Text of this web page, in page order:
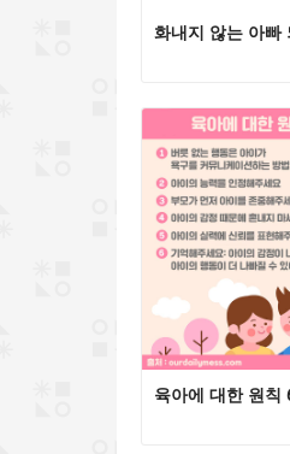
화내지 않는 아빠
육아에 대한 원칙